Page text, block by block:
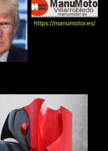
https://manumotor.es/